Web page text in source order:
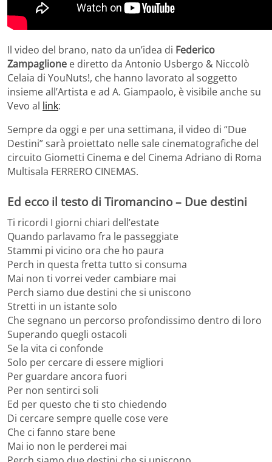
Il video del brano, nato da un’idea di Federico
Zampaglione e diretto da Antonio Usbergo & Niccolò
Celaia di YouNuts!, che hanno lavorato al soggetto
insieme all’Artista e ad A. Giampaolo, è visibile anche su
Vevo al link:
Sempre da oggi e per una settimana, il video di “Due
Destini” sarà proiettato nelle sale cinematografiche del
circuito Giometti Cinema e del Cinema Adriano di Roma
Multisala FERRERO CINEMAS.
Ed ecco il testo di Tiromancino – Due destini
Ti ricordi I giorni chiari dell’estate
Quando parlavamo fra le passeggiate
Stammi pi vicino ora che ho paura
Perch in questa fretta tutto si consuma
Mai non ti vorrei veder cambiare mai
Perch siamo due destini che si uniscono
Stretti in un istante solo
Che segnano un percorso profondissimo dentro di loro
Superando quegli ostacoli
Se la vita ci confonde
Solo per cercare di essere migliori
Per guardare ancora fuori
Per non sentirci soli
Ed per questo che ti sto chiedendo
Di cercare sempre quelle cose vere
Che ci fanno stare bene
Mai io non le perderei mai